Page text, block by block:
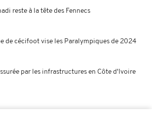
reste à la tête des Fennecs
de cécifoot vise les Paralympiques de 2024
par les infrastructures en Côte d'Ivoire